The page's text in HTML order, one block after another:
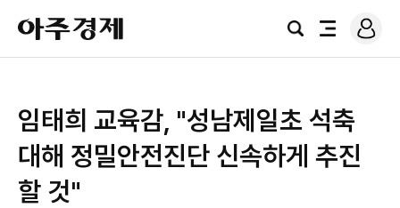
아
주
경
검
전
로
그
임태희 교육감, "성남제일초 석축
대해 정밀안전진단 신속하게 추진
할 것"